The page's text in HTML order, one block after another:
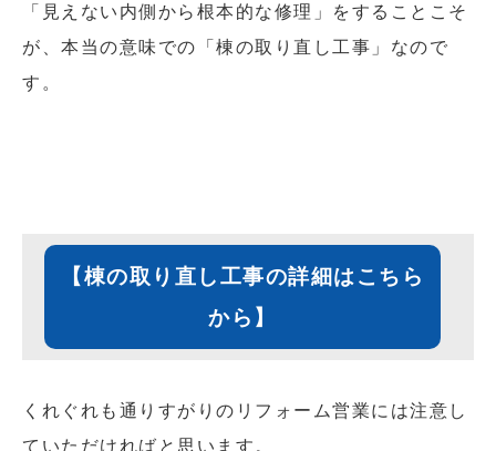
「見えない内側から根本的な修理」をすることこそ
が、本当の意味での「棟の取り直し工事」なので
す。
【棟の取り直し工事の詳細はこちら
から】
くれぐれも通りすがりのリフォーム営業には注意し
ていただければと思います。